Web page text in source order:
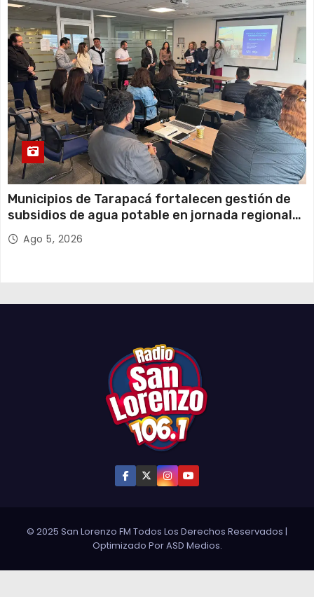
Municipios de Tarapacá fortalecen gestión de
subsidios de agua potable en jornada regional
organizada por Aguas del Altiplano y ANDESS
Ago 5, 2026
© 2025 San Lorenzo FM Todos Los Derechos Reservados |
Optimizado PorASD Medios.